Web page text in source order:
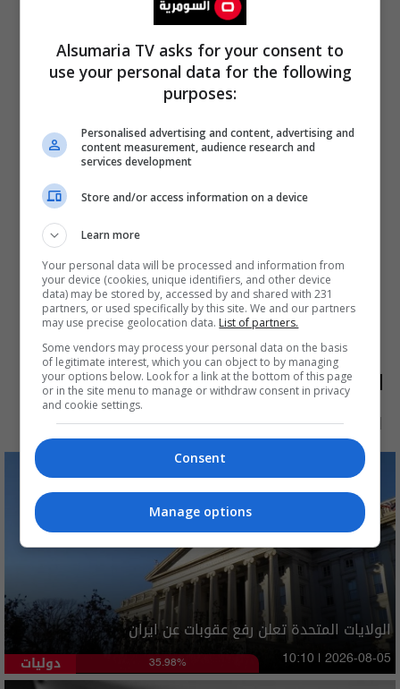
الأكثر قراءة
الآن 48 ساعة 7 أيام شهر
الولايات المتحدة تعلن رفع عقوبات عن ايران
دوليات 35.98% 10:10 | 2026-08-05
Alsumaria TV asks for your consent to
use your personal data for the following
purposes:
Personalised advertising and content, advertising and
content measurement, audience research and
services development
Store and/or access information on a device
Learn more
Your personal data will be processed and information from
your device (cookies, unique identifiers, and other device
data) may be stored by, accessed by and shared with 231
partners, or used specifically by this site. We and our partners
may use precise geolocation data. List of partners.
Some vendors may process your personal data on the basis
of legitimate interest, which you can object to by managing
your options below. Look for a link at the bottom of this page
or in the site menu to manage or withdraw consent in privacy
and cookie settings.
Consent
Manage options